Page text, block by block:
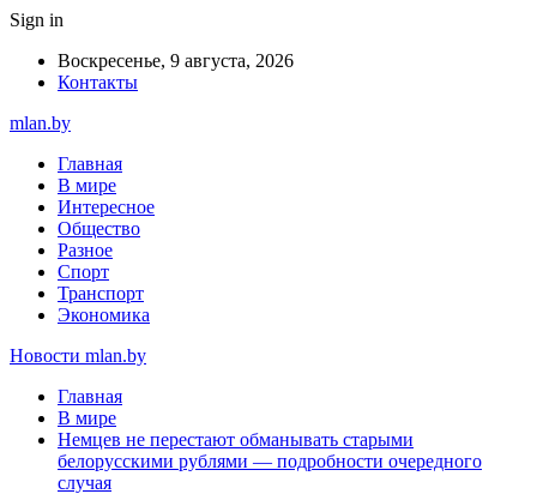
Sign in
Воскресенье, 9 августа, 2026
Контакты
mlan.by
Главная
В мире
Интересное
Общество
Разное
Спорт
Транспорт
Экономика
Новости mlan.by
Главная
В мире
Немцев не перестают обманывать старыми
белорусскими рублями — подробности очередного
случая